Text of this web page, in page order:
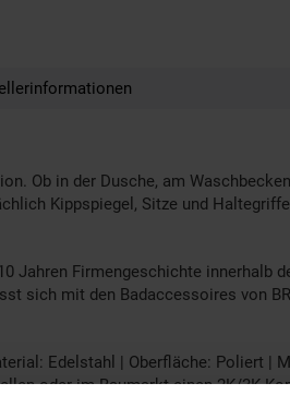
Ob in der Dusche, am
Kippspiegel, Sitze und
Jahren Firmengeschichte innerhalb
sich mit den Badaccessoires von
Edelstahl | Oberfläche: Poliert |
oder im Baumarkt einen 2K/3K
(wenn "zum Kleben" bitte